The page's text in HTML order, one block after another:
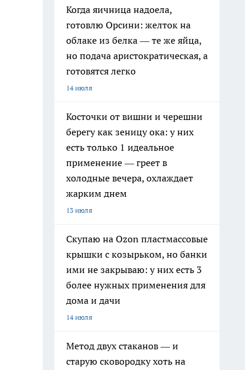
Когда яичница надоела,
готовлю Орсини: желток на
облаке из белка — те же яйца,
но подача аристократическая, а
готовятся легко
14 июля
Косточки от вишни и черешни
берегу как зеницу ока: у них
есть только 1 идеальное
применение — греет в
холодные вечера, охлаждает
жарким днем
13 июля
Скупаю на Ozon пластмассовые
крышки с козырьком, но банки
ими не закрываю: у них есть 3
более нужных применения для
дома и дачи
14 июля
Метод двух стаканов — и
старую сковородку хоть на